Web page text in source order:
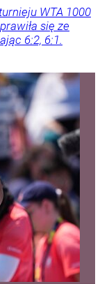
WTA 1000
się ze
6:2, 6:1.